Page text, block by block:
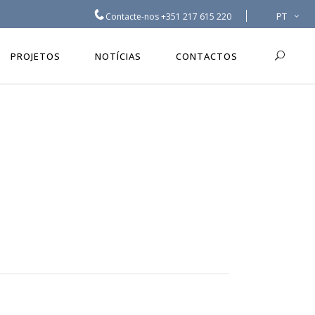
Contacte-nos+351 217 615 220 PT
PROJETOS NOTÍCIAS CONTACTOS